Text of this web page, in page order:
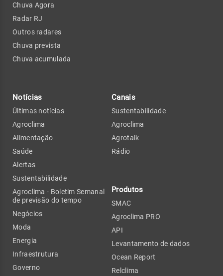
Chuva Agora
Radar RJ
Outros radares
Chuva prevista
Chuva acumulada
Notícias
Últimas notícias
Agroclima
Alimentação
Saúde
Alertas
Sustentabilidade
Agroclima - Boletim Semanal
de previsão do tempo
Negócios
Moda
Energia
Infraestrutura
Governo
Canais
Sustentabilidade
Agroclima
Agrotalk
Rádio
Produtos
SMAC
Agroclima PRO
API
Levantamento de dados
Ocean Report
Relclima